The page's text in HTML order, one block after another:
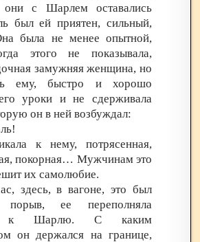
они с Шарлем оставались
был ей приятен, сильный,
была не менее опытной,
этого не показывала,
замужняя женщина, но
ему, быстро и хорошо
уроки и не сдерживала
он в ней возбуждал:
к нему, потрясенная,
покорная… Мужчинам это
их самолюбие.
здесь, в вагоне, это был
порыв, ее переполняла
к Шарлю. С каким
он держался на границе,